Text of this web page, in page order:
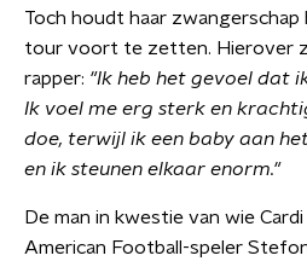
Toch houdt haar
tour voort te zetten. Hierover
rapper: "Ik heb het gevoel dat
Ik voel me erg sterk en
doe, terwijl ik een baby aan
en ik steunen elkaar enorm."
De man in kwestie van wie
American Football-speler